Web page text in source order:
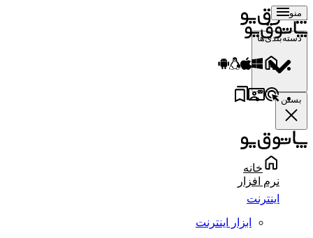
منو
دسته‌بندی‌ها
بستن
خانه
نرم افزار
اینترنت
ابزار اینترنت